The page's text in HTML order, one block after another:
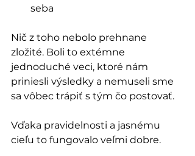
seba
Nič z toho nebolo prehnane
zložité. Boli to extémne
jednoduché veci, ktoré nám
priniesli výsledky a nemuseli sme
sa vôbec trápiť s tým čo postovať.
Vďaka pravidelnosti a jasnému
cieľu to fungovalo veľmi dobre.